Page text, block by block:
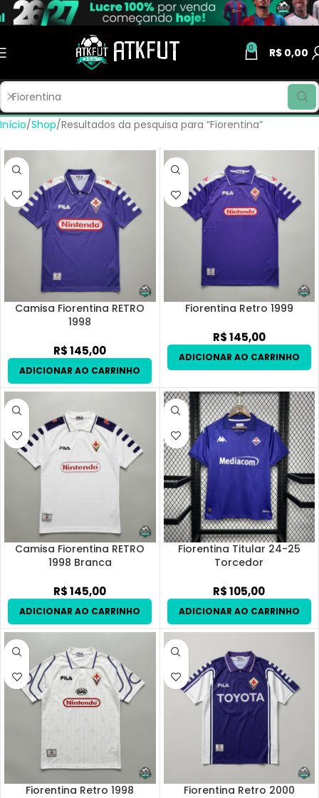
0 R$ 0,00
Início Shop Resultados da pesquisa para “Fiorentina”
Camisa Fiorentina RETRO
1998
R$145,00
Fiorentina Retro 1999
R$145,00
Camisa Fiorentina RETRO
1998 Branca
R$145,00
Fiorentina Titular 24-25
Torcedor
R$105,00
Fiorentina Retro 1998 Fiorentina Retro 2000